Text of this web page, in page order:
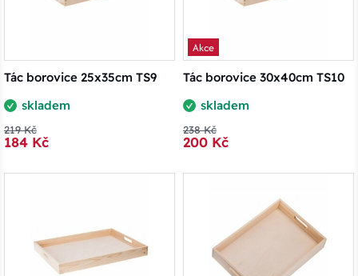
Tác borovice 25x35cm TS9
skladem
219 Kč
184 Kč
Akce
Tác borovice 30x40cm TS10
skladem
238 Kč
200 Kč